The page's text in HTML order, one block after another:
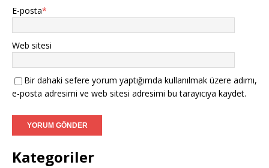
E-posta*
Web sitesi
Bir dahaki sefere yorum yaptığımda kullanılmak üzere adımı,
e-posta adresimi ve web sitesi adresimi bu tarayıcıya kaydet.
Kategoriler